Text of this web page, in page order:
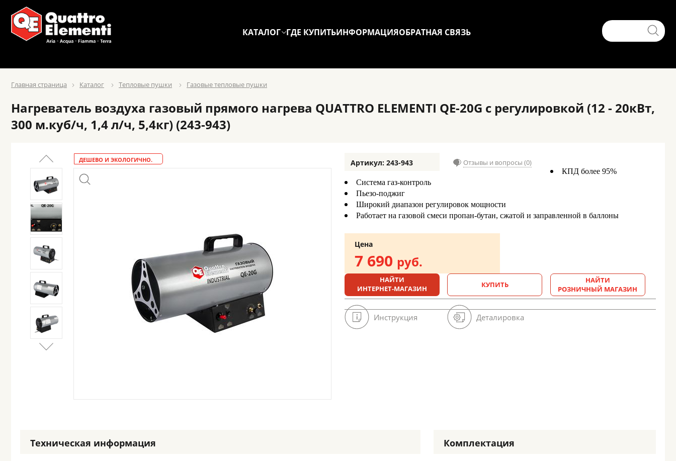
КАТАЛОГ ГДЕ КУПИТЬИНФОРМАЦИЯОБРАТНАЯ СВЯЗЬ
Главная страница Каталог Тепловые пушки Газовые тепловые пушки
Нагреватель воздуха газовый прямого нагрева QUATTRO ELEMENTI QE-20G с регулировкой (12 - 20кВт,
300 м.куб/ч, 1,4 л/ч, 5,4кг) (243-943)
ДЕШЕВО И ЭКОЛОГИЧНО. Артикул: 243-943 Отзывы и вопросы (0)
КПД более 95%
Система газ-контроль
Пьезо-поджиг
Широкий диапазон регулировок мощности
Работает на газовой смеси пропан-бутан, сжатой и заправленной в баллоны
Цена
7 690 руб.
НАЙТИ
ИНТЕРНЕТ-МАГАЗИН
КУПИТЬ
НАЙТИ
РОЗНИЧНЫЙ МАГАЗИН
Инструкция Деталировка
Техническая информация Комплектация